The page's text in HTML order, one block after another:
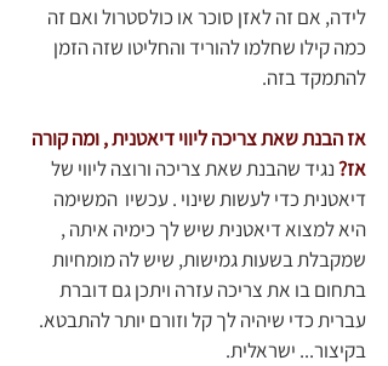
לידה, אם זה לאזן סוכר או כולסטרול ואם זה
כמה קילו שחלמו להוריד והחליטו שזה הזמן
להתמקד בזה.
אז הבנת שאת צריכה ליווי דיאטנית , ומה קורה
אז?נגיד שהבנת שאת צריכה ורוצה ליווי של
דיאטנית כדי לעשות שינוי . עכשיו  המשימה
היא למצוא דיאטנית שיש לך כימיה איתה ,
שמקבלת בשעות גמישות, שיש לה מומחיות
בתחום בו את צריכה עזרה ויתכן גם דוברת
עברית כדי שיהיה לך קל וזורם יותר להתבטא.
בקיצור... ישראלית.